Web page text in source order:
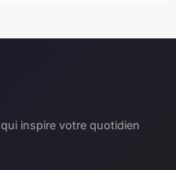
inspire votre quotidien